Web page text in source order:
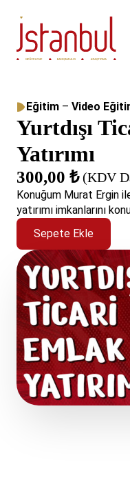
Eğitim – Video
Yurtdışı
Yatırımı
300,00 ₺(KDV
Konuğum Murat Ergin
yatırımı imkanlarını
Sepete Ekle